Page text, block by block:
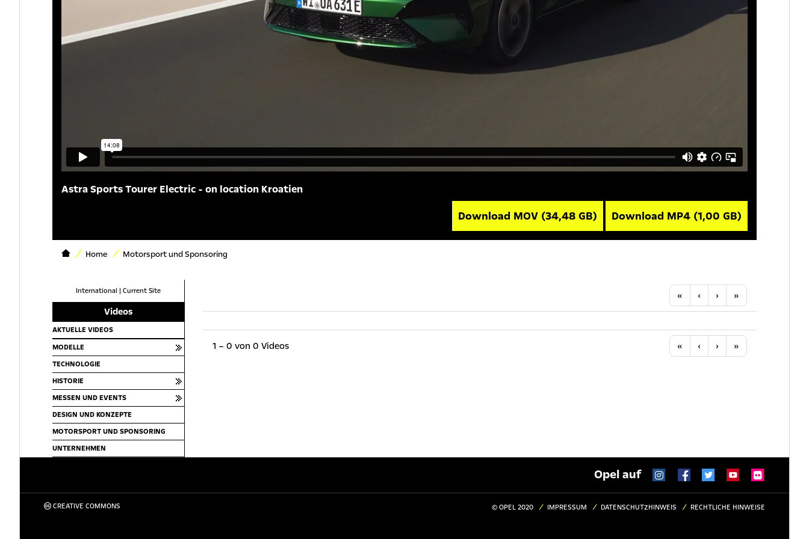
Astra Sports Tourer Electric - on location Kroatien
Download MOV (34,48 GB) Download MP4 (1,00 GB)
Home Motorsport und Sponsoring
International | Current Site
Videos
AKTUELLE VIDEOS
MODELLE
TECHNOLOGIE
HISTORIE
MESSEN UND EVENTS
DESIGN UND KONZEPTE
MOTORSPORT UND SPONSORING
UNTERNEHMEN
« Anfang
‹ Vorherige
›Nächste
»
1 – 0 von 0 Videos « Anfang
‹ Vorherige
›Nächste
»
Opel auf
CREATIVE COMMONS © OPEL 2020 IMPRESSUM DATENSCHUTZHINWEIS RECHTLICHE HINWEISE